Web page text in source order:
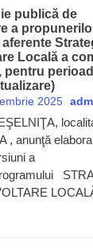
publică de
a
Locală a
pentru
2025
, anunţă
a